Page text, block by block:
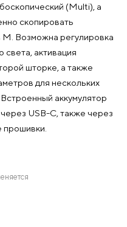
(Multi), а
скопировать
Возможна регулировка
активация
шторке, а также
для нескольких
аккумулятор
USB-C, также через
прошивки.